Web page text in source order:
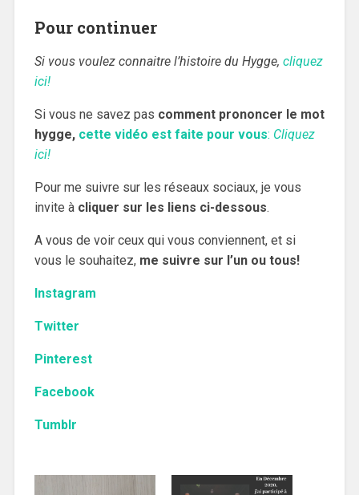
Pour continuer
Si vous voulez connaitre l’histoire du Hygge, cliquez
ici!
Si vous ne savez pas comment prononcer le mot
hygge, cette vidéo est faite pour vous: Cliquez
ici!
Pour me suivre sur les réseaux sociaux, je vous
invite à cliquer sur les liens ci-dessous.
A vous de voir ceux qui vous conviennent, et si
vous le souhaitez, me suivre sur l’un ou tous!
Instagram
Twitter
Pinterest
Facebook
Tumblr